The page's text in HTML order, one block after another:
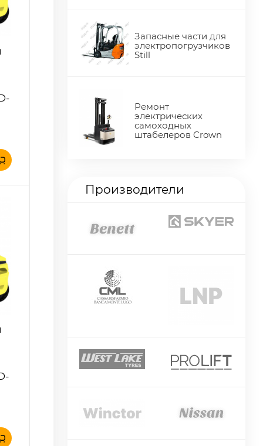
Запасные части для
электропогрузчиков
Still
Ремонт
электрических
самоходных
штабелеров Crown
Производители